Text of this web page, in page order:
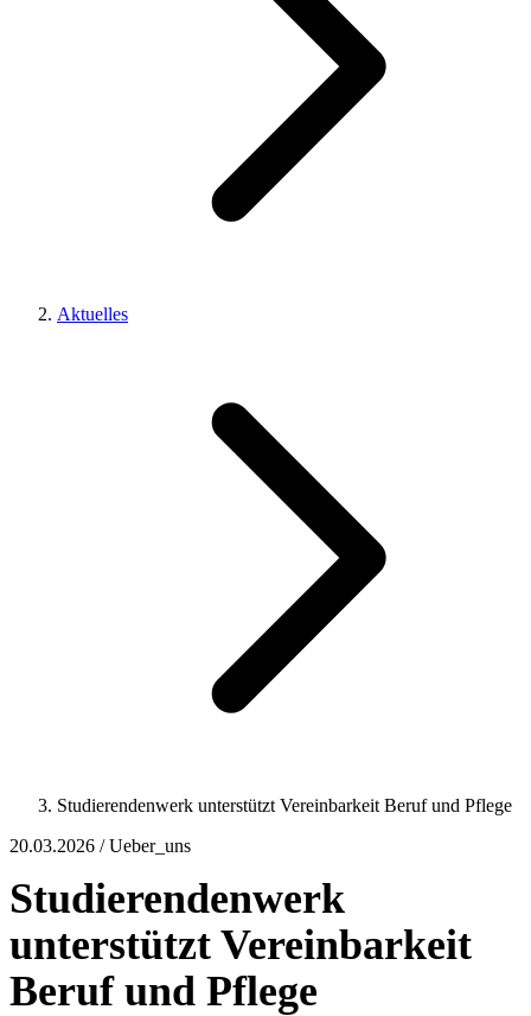
Aktuelles
Studierendenwerk unterstützt Vereinbarkeit Beruf und Pflege
20.03.2026 / Ueber_uns
Studierendenwerk
unterstützt Vereinbarkeit
Beruf und Pflege